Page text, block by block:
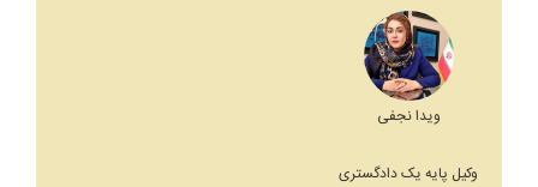
ویدا نجفی
وکیل پایه یک دادگستری